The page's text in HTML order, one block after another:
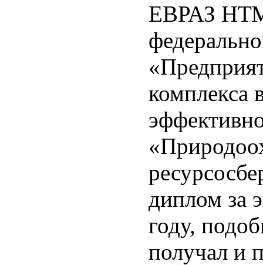
ЕВРАЗ
комплекса
диплом за
году,
получал и